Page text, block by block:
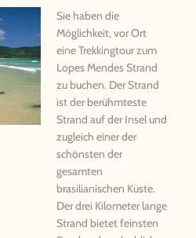
Sie haben die
Möglichkeit, vor Ort
eine Trekkingtour zum
Lopes Mendes Strand
zu buchen. Der Strand
ist der berühmteste
Strand auf der Insel und
zugleich einer der
schönsten der
gesamten
brasilianischen Küste.
Der drei Kilometer lange
Strand bietet feinsten